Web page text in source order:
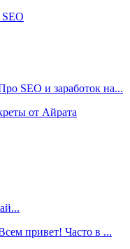
SEO и заработок на...
от Айрата
привет! Часто в ...